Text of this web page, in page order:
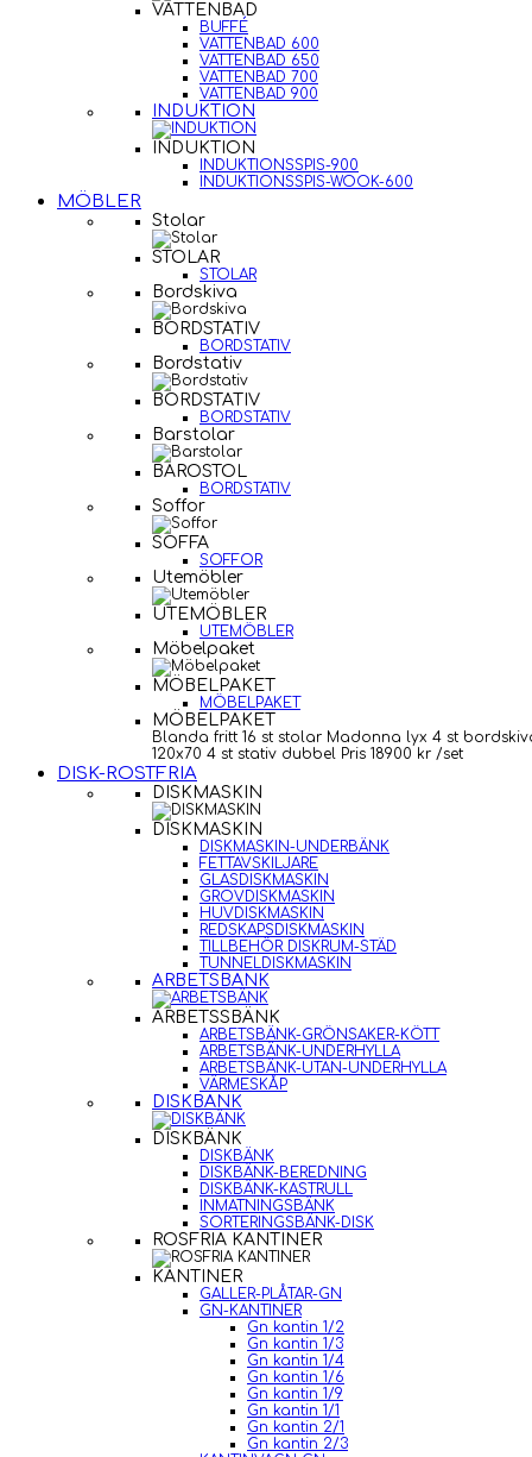
VATTENBAD
BUFFÉ
VATTENBAD 600
VATTENBAD 650
VATTENBAD 700
VATTENBAD 900
INDUKTION
INDUKTION
INDUKTIONSSPIS-900
INDUKTIONSSPIS-WOOK-600
MÖBLER
Stolar
STOLAR
STOLAR
Bordskiva
BORDSTATIV
BORDSTATIV
Bordstativ
BORDSTATIV
BORDSTATIV
Barstolar
BAROSTOL
BORDSTATIV
Soffor
SOFFA
SOFFOR
Utemöbler
UTEMÖBLER
UTEMÖBLER
Möbelpaket
MÖBELPAKET
MÖBELPAKET
MÖBELPAKET
Blanda fritt 16 st stolar Madonna lyx 4 st
120x70 4 st stativ dubbel Pris 18900 kr /set
DISK-ROSTFRIA
DISKMASKIN
DISKMASKIN
DISKMASKIN-UNDERBÄNK
FETTAVSKILJARE
GLASDISKMASKIN
GROVDISKMASKIN
HUVDISKMASKIN
REDSKAPSDISKMASKIN
TILLBEHÖR DISKRUM-STÄD
TUNNELDISKMASKIN
ARBETSBÄNK
ARBETSSBÄNK
ARBETSBÄNK-GRÖNSAKER-KÖTT
ARBETSBÄNK-UNDERHYLLA
ARBETSBÄNK-UTAN-UNDERHYLLA
VÄRMESKÅP
DISKBÄNK
DISKBÄNK
DISKBÄNK
DISKBÄNK-BEREDNING
DISKBÄNK-KASTRULL
INMATNINGSBÄNK
SORTERINGSBÄNK-DISK
ROSFRIA KANTINER
KANTINER
GALLER-PLÅTAR-GN
GN-KANTINER
Gn kantin 1/2
Gn kantin 1/3
Gn kantin 1/4
Gn kantin 1/6
Gn kantin 1/9
Gn kantin 1/1
Gn kantin 2/1
Gn kantin 2/3